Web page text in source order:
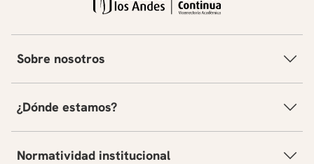
Sobre nosotros
¿Dónde estamos?
Normatividad institucional